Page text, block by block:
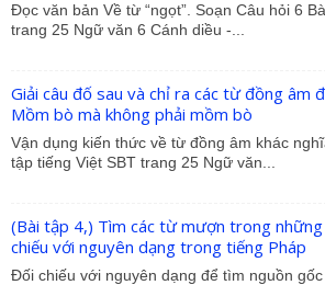
Đọc văn bản Về từ “ngọt”. Soạn Câu hỏi 6
trang 25 Ngữ văn 6 Cánh diều -...
Giải câu đố sau và chỉ ra các từ đồng âm
Mồm bò mà không phải mồm bò
Vận dụng kiến thức về từ đồng âm khác
tập tiếng Việt SBT trang 25 Ngữ văn...
(Bài tập 4,) Tìm các từ mượn trong
chiếu với nguyên dạng trong tiếng Pháp
Đối chiếu với nguyên dạng để tìm nguồn